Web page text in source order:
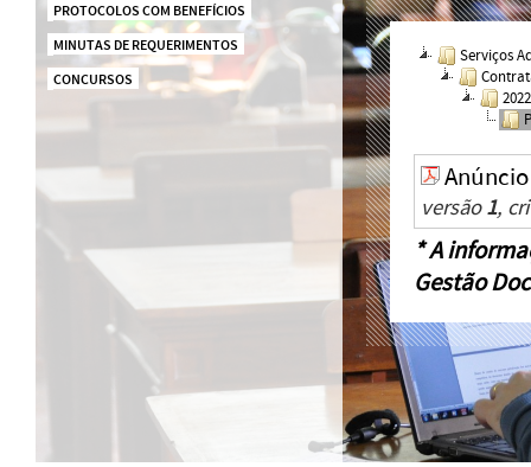
PROTOCOLOS COM BENEFÍCIOS
MINUTAS DE REQUERIMENTOS
CONCURSOS
Serviços
2022
versão1,
* A
Gestão